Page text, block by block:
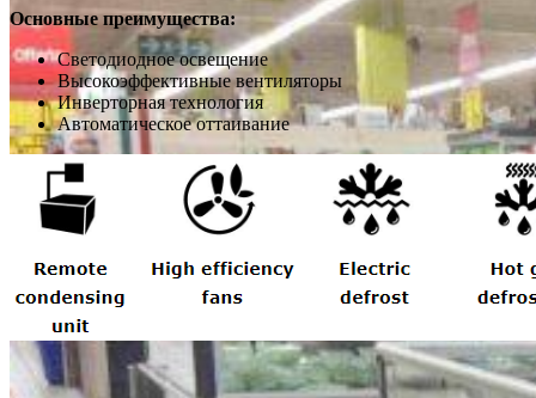
Основные преимущества:
Светодиодное освещение
Высокоэффективные вентиляторы
Инверторная технология
Автоматическое оттаивание